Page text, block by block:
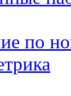
по